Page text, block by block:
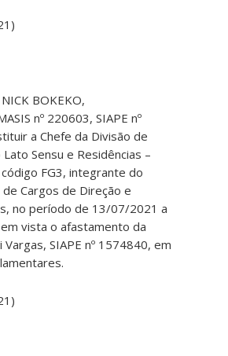
BOKEKO,
nº 220603, SIAPE nº
a Chefe da Divisão de
Sensu e Residências –
código FG3, integrante do
Cargos de Direção e
no período de 13/07/2021 a
vista o afastamento da
SIAPE nº 1574840, em